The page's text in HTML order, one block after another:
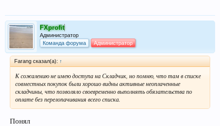
FXprofit
Администратор
Команда форума
Администратор
Farang сказал(а): ↑
К сожалению не имею доступа на Складчик, но помню, что там в списке
совместных покупок были хорошо видны активные неоплаченные
складчины, что позволяло своевременно выполнять обязательства по
оплате без перелопачивания всего списка.
Понял